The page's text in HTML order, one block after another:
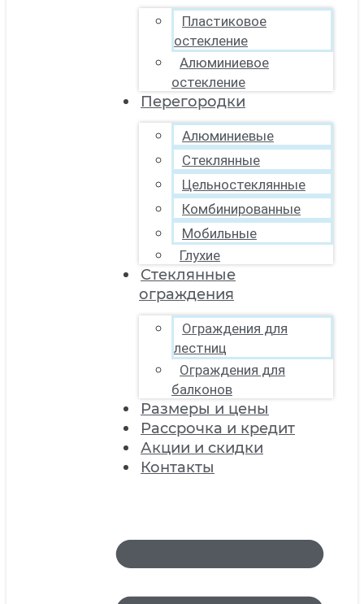
Пластиковое
остекление
Алюминиевое
остекление
Перегородки
Алюминиевые
Стеклянные
Цельностеклянные
Комбинированные
Мобильные
Глухие
Стеклянные
ограждения
Ограждения для
лестниц
Ограждения для
балконов
Размеры и цены
Рассрочка и кредит
Акции и скидки
Контакты